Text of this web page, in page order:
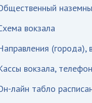
вокзала
(города),
вокзала,
лайн табло